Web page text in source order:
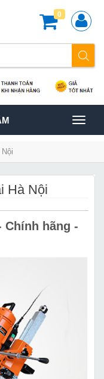
0
Hà Nội
Chính hãng -